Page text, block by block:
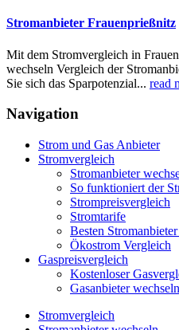
Stromanbieter Frauenprießnitz
Mit dem Stromvergleich in
wechseln Vergleich der
Sie sich das Sparpotenzial... read
Navigation
Strom und Gas Anbieter
Stromvergleich
Stromanbieter
So funktioniert der
Strompreisvergleich
Stromtarife
Besten
Ökostrom Vergleich
Gaspreisvergleich
Kostenloser
Gasanbieter wechseln
Stromvergleich